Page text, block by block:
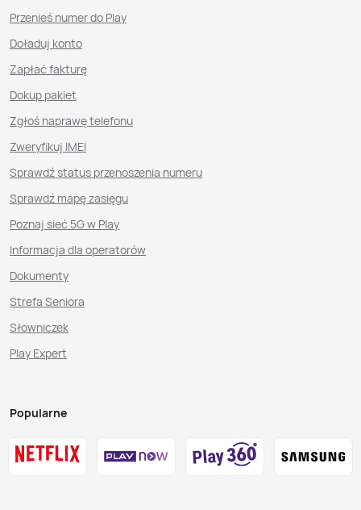
Przenieś numer do Play
Doładuj konto
Zapłać fakturę
Dokup pakiet
Zgłoś naprawę telefonu
Zweryfikuj IMEI
Sprawdź status przenoszenia numeru
Sprawdź mapę zasięgu
Poznaj sieć 5G w Play
Informacja dla operatorów
Dokumenty
Strefa Seniora
Słowniczek
Play Expert
Popularne